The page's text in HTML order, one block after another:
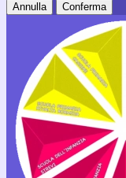
Annulla Conferma